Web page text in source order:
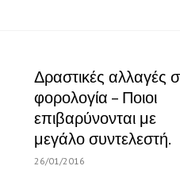
Δραστικές αλλαγές
φορολογία – Ποιοι
επιβαρύνονται με
μεγάλο συντελεστή.
26/01/2016